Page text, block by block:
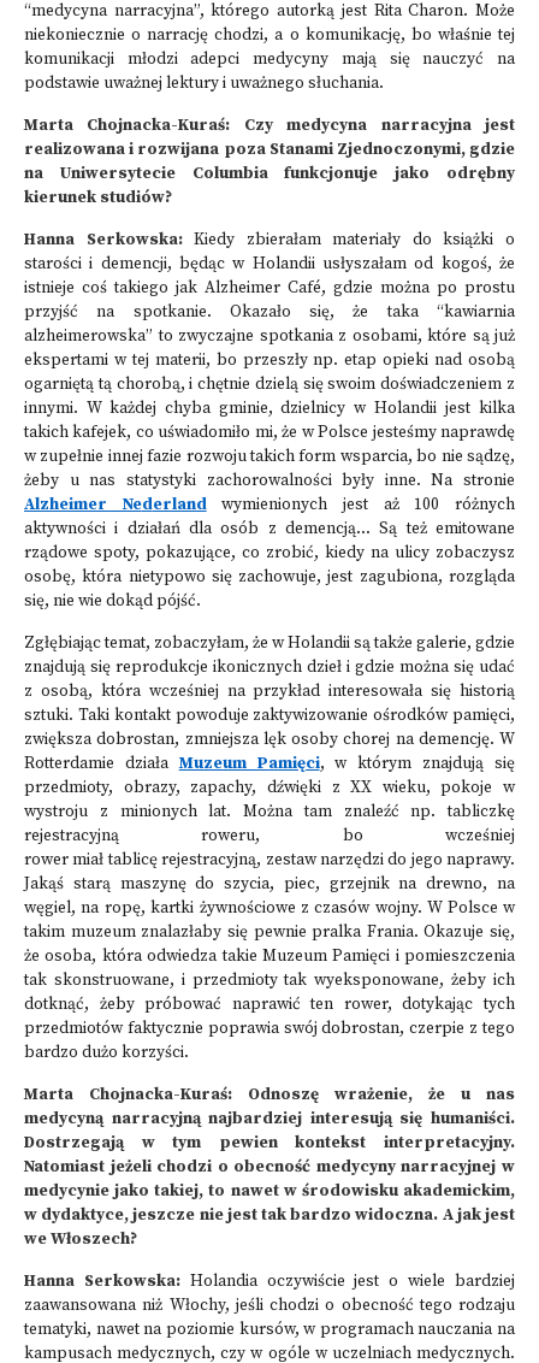
“medycyna narracyjna”, którego autorką jest Rita Charon. Może
niekoniecznie o narrację chodzi, a o komunikację, bo właśnie tej
komunikacji młodzi adepci medycyny mają się nauczyć na
podstawie uważnej lektury i uważnego słuchania.
Marta Chojnacka-Kuraś: Czy medycyna narracyjna jest
realizowana i rozwijana poza Stanami Zjednoczonymi, gdzie
na Uniwersytecie Columbia funkcjonuje jako odrębny
kierunek studiów?
Hanna Serkowska:Kiedy zbierałam materiały do książki o
starości i demencji, będąc w Holandii usłyszałam od kogoś, że
istnieje coś takiego jak Alzheimer Café, gdzie można po prostu
przyjść na spotkanie. Okazało się, że taka “kawiarnia
alzheimerowska” to zwyczajne spotkania z osobami, które są już
ekspertami w tej materii, bo przeszły np. etap opieki nad osobą
ogarniętą tą chorobą, i chętnie dzielą się swoim doświadczeniem z
innymi. W każdej chyba gminie, dzielnicy w Holandii jest kilka
takich kafejek, co uświadomiło mi, że w Polsce jesteśmy naprawdę
w zupełnie innej fazie rozwoju takich form wsparcia, bo nie sądzę,
żeby u nas statystyki zachorowalności były inne. Na stronie
Alzheimer Nederlandwymienionych jest aż 100 różnych
aktywności i działań dla osób z demencją... Są też emitowane
rządowe spoty, pokazujące, co zrobić, kiedy na ulicy zobaczysz
osobę, która nietypowo się zachowuje, jest zagubiona, rozgląda
się, nie wie dokąd pójść.
Zgłębiając temat, zobaczyłam, że w Holandii są także galerie, gdzie
znajdują się reprodukcje ikonicznych dzieł i gdzie można się udać
z osobą, która wcześniej na przykład interesowała się historią
sztuki. Taki kontakt powoduje zaktywizowanie ośrodków pamięci,
zwiększa dobrostan, zmniejsza lęk osoby chorej na demencję. W
Rotterdamie działaMuzeum Pamięci, w którym znajdują się
przedmioty, obrazy, zapachy, dźwięki z XX wieku, pokoje w
wystroju z minionych lat. Można tam znaleźć np. tabliczkę
rejestracyjną roweru, bo wcześniej
rower miał tablicę rejestracyjną, zestaw narzędzi do jego naprawy.
Jakąś starą maszynę do szycia, piec, grzejnik na drewno, na
węgiel, na ropę, kartki żywnościowe z czasów wojny. W Polsce w
takim muzeum znalazłaby się pewnie pralka Frania. Okazuje się,
że osoba, która odwiedza takie Muzeum Pamięci i pomieszczenia
tak skonstruowane, i przedmioty tak wyeksponowane, żeby ich
dotknąć, żeby próbować naprawić ten rower, dotykając tych
przedmiotów faktycznie poprawia swój dobrostan, czerpie z tego
bardzo dużo korzyści.
Marta Chojnacka-Kuraś: Odnoszę wrażenie, że u nas
medycyną narracyjną najbardziej interesują się humaniści.
Dostrzegają w tym pewien kontekst interpretacyjny.
Natomiast jeżeli chodzi o obecność medycyny narracyjnej w
medycynie jako takiej, to nawet w środowisku akademickim,
w dydaktyce, jeszcze nie jest tak bardzo widoczna. A jak jest
we Włoszech?
Hanna Serkowska: Holandia oczywiście jest o wiele bardziej
zaawansowana niż Włochy, jeśli chodzi o obecność tego rodzaju
tematyki, nawet na poziomie kursów, w programach nauczania na
kampusach medycznych, czy w ogóle w uczelniach medycznych.